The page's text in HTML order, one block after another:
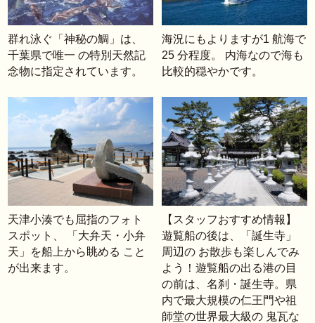
群れ泳ぐ「神秘の鯛」は、
千葉県で唯一 の特別天然記
念物に指定されています。
海況にもよりますが1 航海で
25 分程度。 内海なので海も
比較的穏やかです。
天津小湊でも屈指のフォト
スポット、 「大弁天・小弁
天」を船上から眺める こと
が出来ます。
【スタッフおすすめ情報】
遊覧船の後は、「誕生寺」
周辺の お散歩も楽しんでみ
よう！遊覧船の出る港の目
の前は、名刹・誕生寺。県
内で最大規模の仁王門や祖
師堂の世界最大級の 鬼瓦な